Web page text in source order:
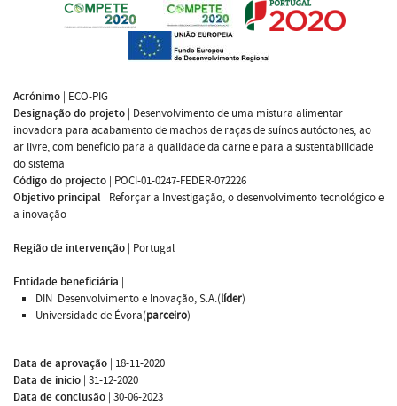
Acrónimo | ECO-PIG
Designação do projeto | Desenvolvimento de uma mistura alimentar
inovadora para acabamento de machos de raças de suínos autóctones, ao
ar livre, com benefício para a qualidade da carne e para a sustentabilidade
do sistema
Código do projecto | POCI-01-0247-FEDER-072226
Objetivo principal | Reforçar a Investigação, o desenvolvimento tecnológico e
a inovação
Região de intervenção | Portugal
Entidade beneficiária |
DIN  Desenvolvimento e Inovação, S.A.(líder)
Universidade de Évora(parceiro)
Data de aprovação | 18-11-2020
Data de inicio | 31-12-2020
Data de conclusão | 30-06-2023